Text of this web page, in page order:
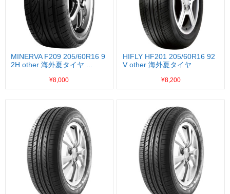
MINERVA F209 205/60R16 9
2H other 海外夏タイヤ ...
¥8,000
HIFLY HF201 205/60R16 92
V other 海外夏タイヤ
¥8,200